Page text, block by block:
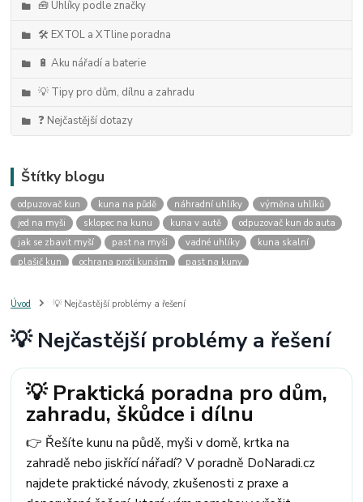
🧰 Uhlíky podle značky
🛠️ EXTOL a XTline poradna
🔋 Aku nářadí a baterie
💡 Tipy pro dům, dílnu a zahradu
❓ Nejčastější dotazy
Štítky blogu
odpuzovač kun kuna na půdě náhradní uhlíky
výměna uhlíků
jed na myši
sklopec na kunu kuna v autě
odpuzovač kun do auta
jak se zbavit myší
past na myši vadné uhlíky
kuna skalní
plašič kun
ochrana proti kunám
past na kuny
past na kunu
myši v domě odpuzovač myší
štěnice
štěnice v hotelu jak se zbavit kuny
kuna ve střeše
mravenci a mšice
uhlíky do nářadí
uhlíky do nařadí
uhlíky do vysavače
uhlíky do pračky uhlíky do
uhlíky parkside
uhlíky ferm uhlíky makita
uhlíkové kartáče
kde sehnat uhlíky
kde koupit uhlíky
Úvod 💡 Nejčastější problémy a řešení
💡 Nejčastější problémy a řešení
💡 Praktická poradna pro dům,
zahradu, škůdce i dílnu
👉 Řešíte kunu na půdě, myši v domě, krtka na
zahradě nebo jiskřící nářadí? V poradně DoNaradi.cz
najdete praktické návody, zkušenosti z praxe a